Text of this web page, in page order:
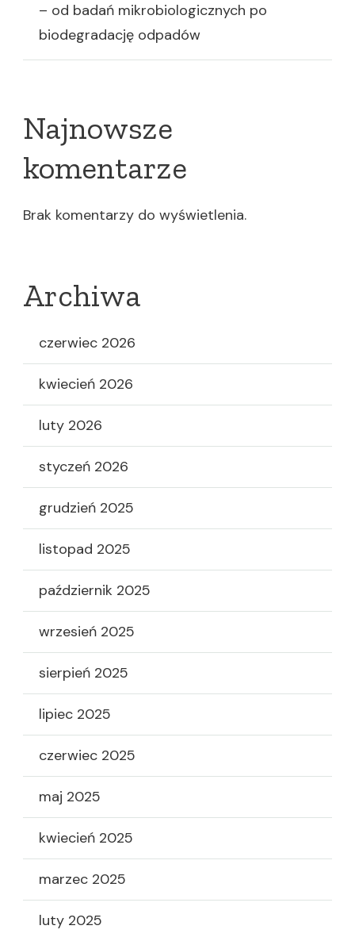
– od badań mikrobiologicznych po
biodegradację odpadów
Najnowsze
komentarze
Brak komentarzy do wyświetlenia.
Archiwa
czerwiec 2026
kwiecień 2026
luty 2026
styczeń 2026
grudzień 2025
listopad 2025
październik 2025
wrzesień 2025
sierpień 2025
lipiec 2025
czerwiec 2025
maj 2025
kwiecień 2025
marzec 2025
luty 2025